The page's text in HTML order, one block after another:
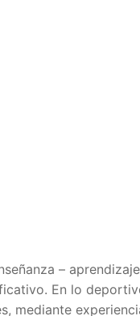
–
En lo
mediante